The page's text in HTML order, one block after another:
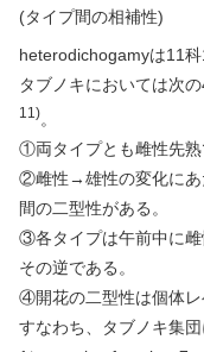
(タイプ間の相補性)
heterodichogamyは11科
タブノキにおいては次
11)。
①両タイプとも雌性先熟
②雌性→雄性の変化にあ
間の二型性がある。
③各タイプは午前中に雌
その逆である。
④開花の二型性は個体レ
すなわち、タブノキ集